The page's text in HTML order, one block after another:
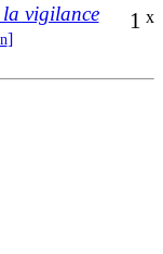
1 x
vigilance
]